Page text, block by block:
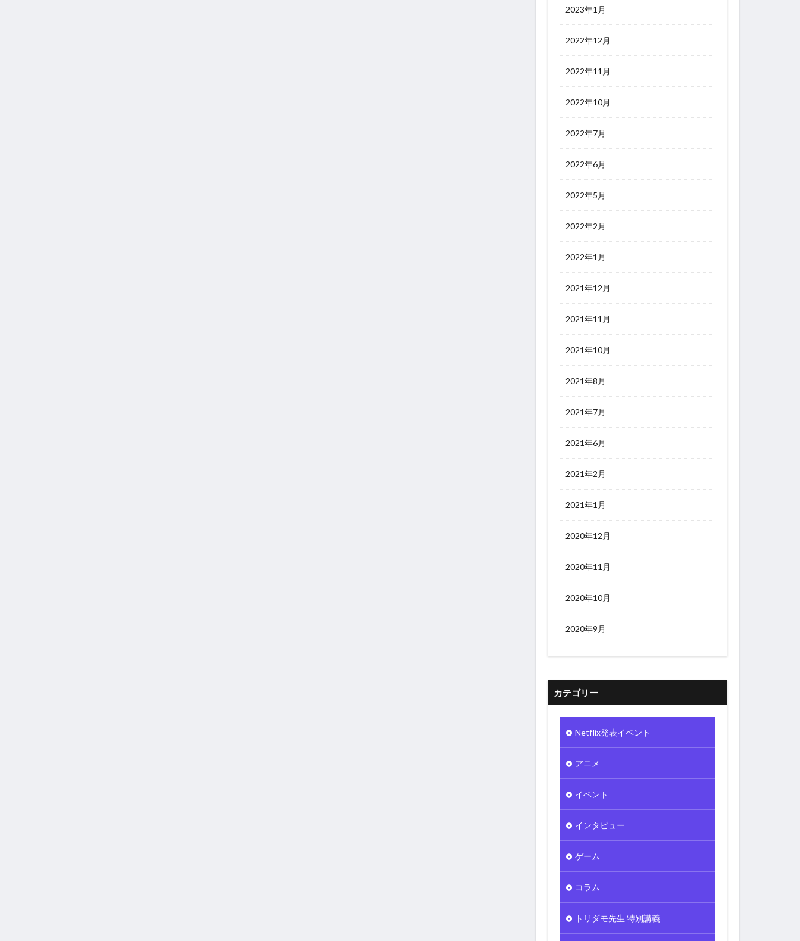
2023年1月
2022年12月
2022年11月
2022年10月
2022年7月
2022年6月
2022年5月
2022年2月
2022年1月
2021年12月
2021年11月
2021年10月
2021年8月
2021年7月
2021年6月
2021年2月
2021年1月
2020年12月
2020年11月
2020年10月
2020年9月
カテゴリー
Netflix発表イベント
アニメ
イベント
インタビュー
ゲーム
コラム
トリダモ先生 特別講義